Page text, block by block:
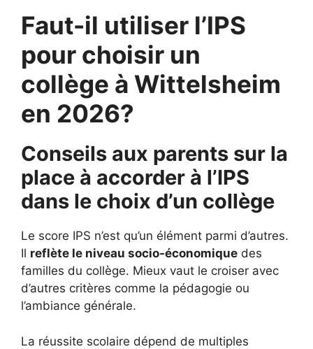
Faut-il utiliser l’IPS
pour choisir un
collège à Wittelsheim
en 2026?
Conseils aux parents sur la
place à accorder à l’IPS
dans le choix d’un collège
Le score IPS n’est qu’un élément parmi d’autres.
Il reflète le niveau socio-économique des
familles du collège. Mieux vaut le croiser avec
d’autres critères comme la pédagogie ou
l’ambiance générale.
La réussite scolaire dépend de multiples